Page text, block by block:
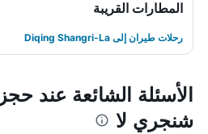
المطارات القريبة
رحلات طيران إلى Diqing Shangri-La
الأسئلة الشائعة عند حجز
شنجري لا